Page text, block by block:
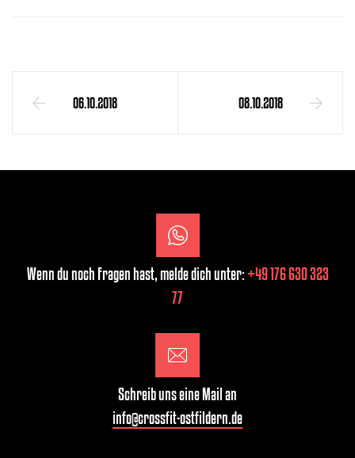
06.10.2018 08.10.2018
Wenn du noch Fragen hast, melde dich unter:+49 176 630 323
77
Schreib uns eine Mail an
info@crossfit-ostfildern.de